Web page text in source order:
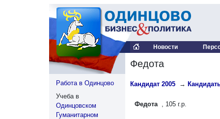
Новости
Работа в Одинцово
Учеба в
Одинцовском
Гуманитарном
Федота
Кандидат 2005 →
Федота , 105 г.р.